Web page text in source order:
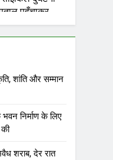
शांति और सम्मान
निर्माण के लिए
शराब, देर रात